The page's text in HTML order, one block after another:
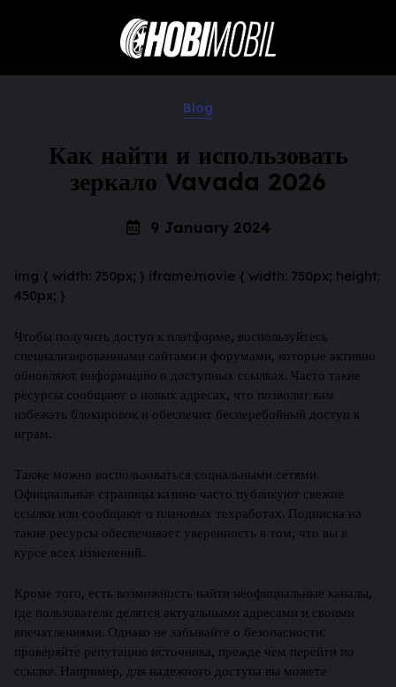
Blog
Как найти и использовать
зеркало Vavada 2026
9 January 2024
img { width: 750px; } iframe.movie { width: 750px; height:
450px; }
Чтобы получить доступ к платформе, воспользуйтесь
специализированными сайтами и форумами, которые активно
обновляют информацию о доступных ссылках. Часто такие
ресурсы сообщают о новых адресах, что позволит вам
избежать блокировок и обеспечит бесперебойный доступ к
играм.
Также можно воспользоваться социальными сетями.
Официальные страницы казино часто публикуют свежие
ссылки или сообщают о плановых техработах. Подписка на
такие ресурсы обеспечивает уверенность в том, что вы в
курсе всех изменений.
Кроме того, есть возможность найти неофициальные каналы,
где пользователи делятся актуальными адресами и своими
впечатлениями. Однако не забывайте о безопасности:
проверяйте репутацию источника, прежде чем перейти по
ссылке. Например, для надежного доступа вы можете